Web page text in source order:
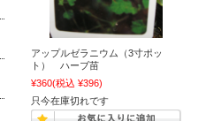
アップルゼラニウム（3寸ポッ
ト） ハーブ苗
¥360(税込 ¥396)
只今在庫切れです